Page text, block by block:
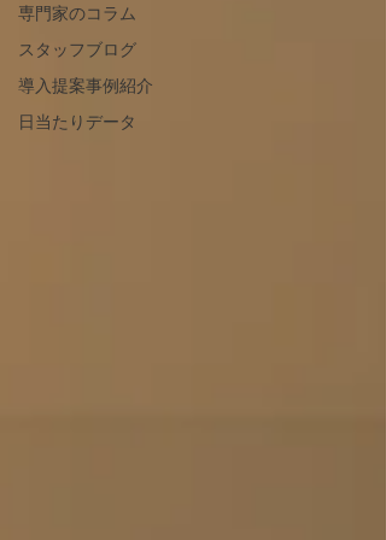
専門家のコラム
スタッフブログ
導入提案事例紹介
日当たりデータ